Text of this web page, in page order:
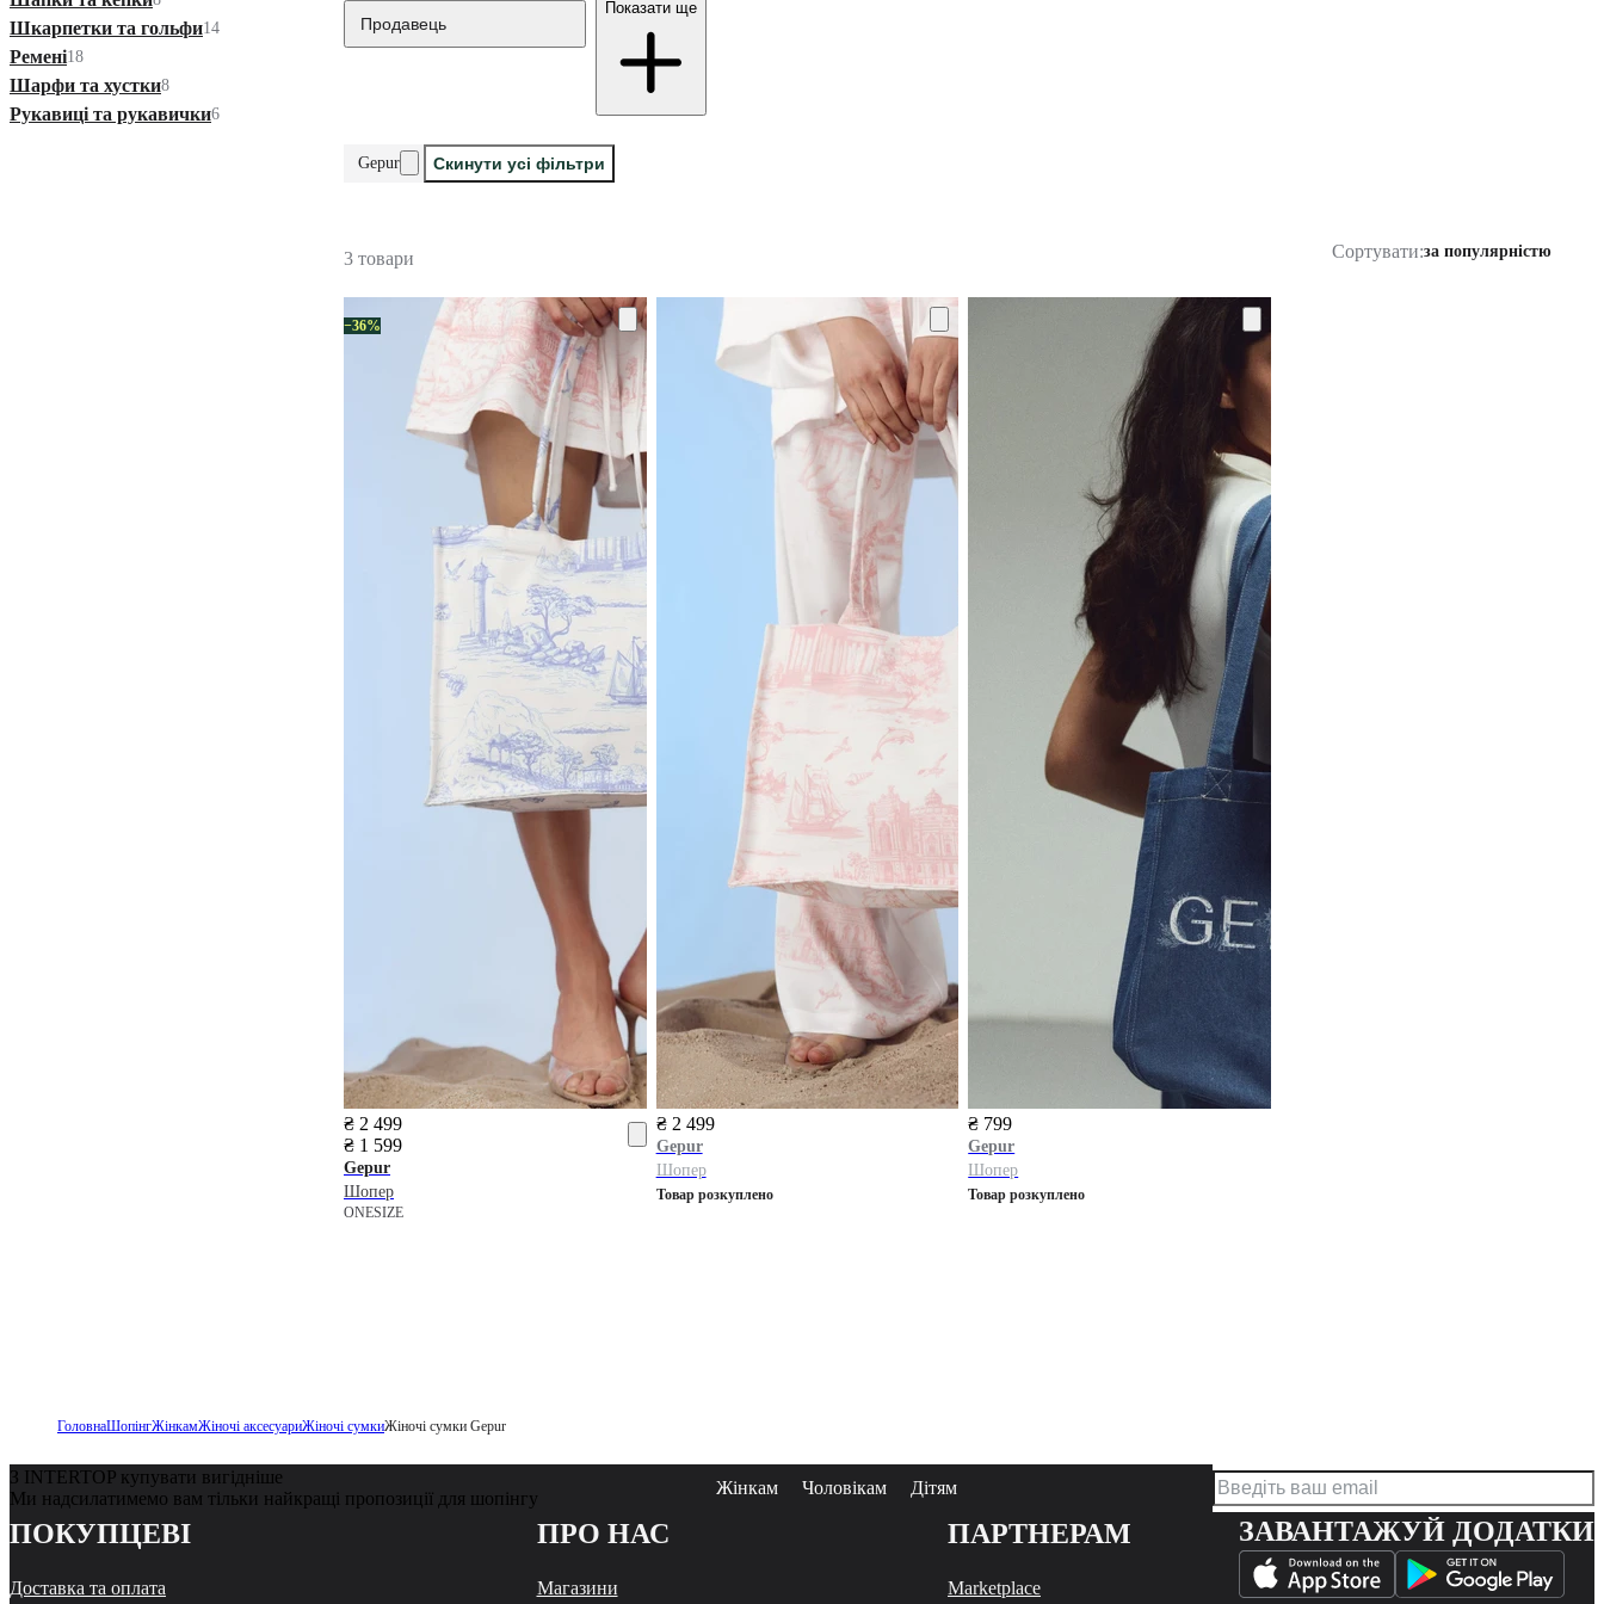
Шкарпетки та гольфи14
Ремені18
Шарфи та хустки8
Рукавиці та рукавички6
Продавець
Показати ще
Gepur Скинути усі фільтри
3 товари Сортувати:за популярністю
−36%
₴ 2 499
₴ 1 599
Gepur
Шопер
ONESIZE
₴ 2 499
Gepur
Шопер
Товар розкуплено
₴ 799
Gepur
Шопер
Товар розкуплено
ГоловнаШопінгЖінкамЖіночі аксесуариЖіночі сумкиЖіночі сумки Gepur
З INTERTOP купувати вигідніше
Ми надсилатимемо вам тільки найкращі пропозиції для шопінгу
Жінкам Чоловікам Дітям
ПОКУПЦЕВІ
Доставка та оплата
ПРО НАС
Магазини
ПАРТНЕРАМ
Marketplace
ЗАВАНТАЖУЙ ДОДАТКИ